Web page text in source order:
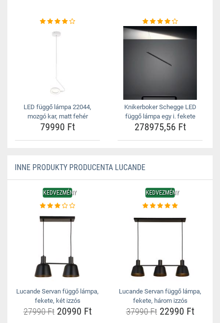
LED függő lámpa 22044,
mozgó kar, matt fehér
79990 Ft
Knikerboker Schegge LED
függő lámpa egy i. fekete
278975,56 Ft
INNE PRODUKTY PRODUCENTA LUCANDE
KEDVEZMÉNY
Lucande Servan függő lámpa,
fekete, két izzós
27990 Ft20990 Ft
KEDVEZMÉNY
Lucande Servan függő lámpa,
fekete, három izzós
37990 Ft22990 Ft